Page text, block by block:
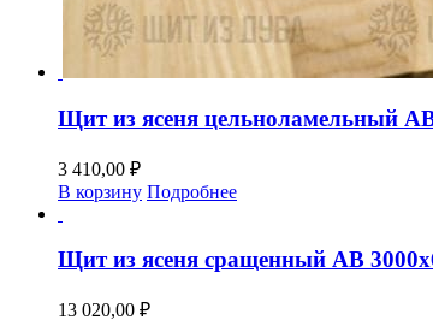
Щит из ясеня цельноламельный
3 410,00 ₽
В корзину Подробнее
Щит из ясеня сращенный АВ
13 020,00 ₽